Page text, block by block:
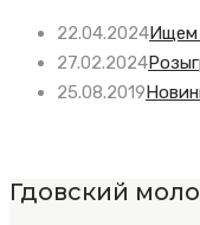
22.04.2024Ищем
27.02.2024
25.08.2019
Гдовский